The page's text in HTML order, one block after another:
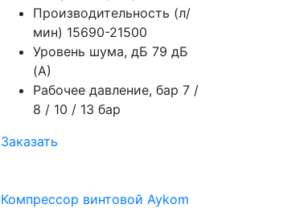
Производительность (л/
мин) 15690-21500
Уровень шума, дБ 79 дБ
(А)
Рабочее давление, бар 7 /
8 / 10 / 13 бар
Заказать
Компрессор винтовой Aykom